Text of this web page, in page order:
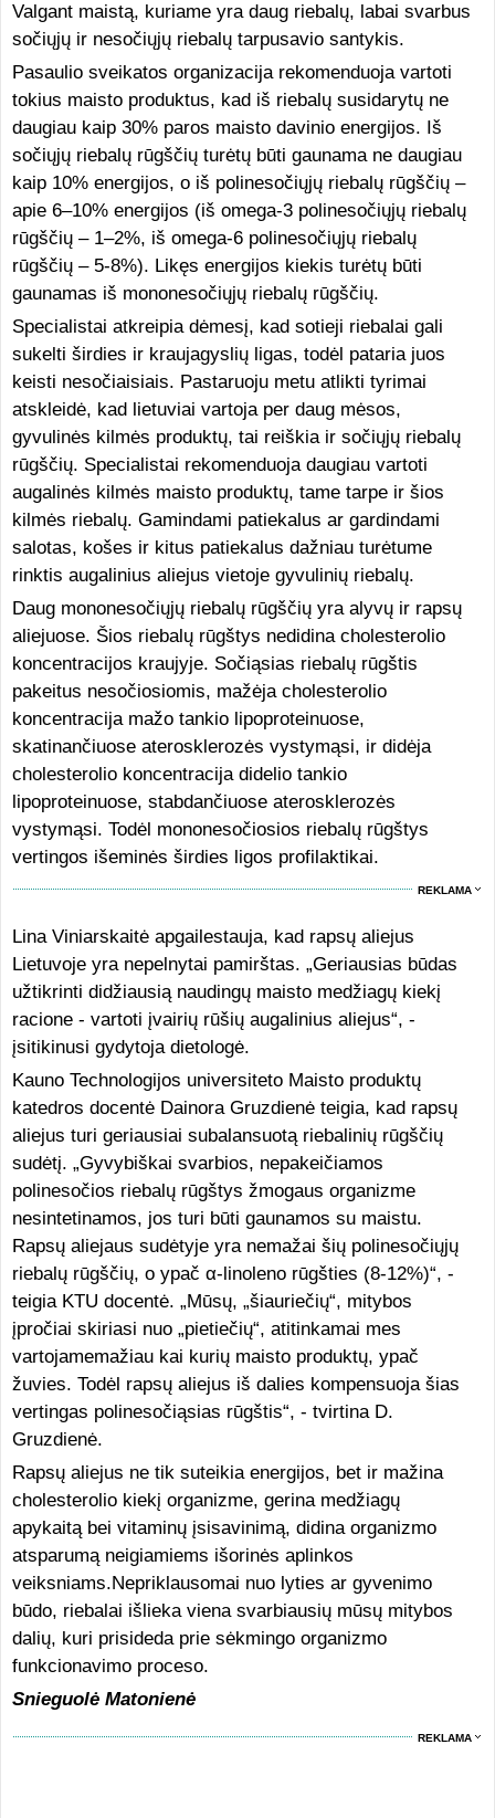
Valgant maistą, kuriame yra daug riebalų, labai svarbus
sočiųjų ir nesočiųjų riebalų tarpusavio santykis.
Pasaulio sveikatos organizacija rekomenduoja vartoti
tokius maisto produktus, kad iš riebalų susidarytų ne
daugiau kaip 30% paros maisto davinio energijos. Iš
sočiųjų riebalų rūgščių turėtų būti gaunama ne daugiau
kaip 10% energijos, o iš polinesočiųjų riebalų rūgščių –
apie 6–10% energijos (iš omega-3 polinesočiųjų riebalų
rūgščių – 1–2%, iš omega-6 polinesočiųjų riebalų
rūgščių – 5-8%). Likęs energijos kiekis turėtų būti
gaunamas iš mononesočiųjų riebalų rūgščių.
Specialistai atkreipia dėmesį, kad sotieji riebalai gali
sukelti širdies ir kraujagyslių ligas, todėl pataria juos
keisti nesočiaisiais. Pastaruoju metu atlikti tyrimai
atskleidė, kad lietuviai vartoja per daug mėsos,
gyvulinės kilmės produktų, tai reiškia ir sočiųjų riebalų
rūgščių. Specialistai rekomenduoja daugiau vartoti
augalinės kilmės maisto produktų, tame tarpe ir šios
kilmės riebalų. Gamindami patiekalus ar gardindami
salotas, košes ir kitus patiekalus dažniau turėtume
rinktis augalinius aliejus vietoje gyvulinių riebalų.
Daug mononesočiųjų riebalų rūgščių yra alyvų ir rapsų
aliejuose. Šios riebalų rūgštys nedidina cholesterolio
koncentracijos kraujyje. Sočiąsias riebalų rūgštis
pakeitus nesočiosiomis, mažėja cholesterolio
koncentracija mažo tankio lipoproteinuose,
skatinančiuose aterosklerozės vystymąsi, ir didėja
cholesterolio koncentracija didelio tankio
lipoproteinuose, stabdančiuose aterosklerozės
vystymąsi. Todėl mononesočiosios riebalų rūgštys
vertingos išeminės širdies ligos profilaktikai.
REKLAMA
Lina Viniarskaitė apgailestauja, kad rapsų aliejus
Lietuvoje yra nepelnytai pamirštas. „Geriausias būdas
užtikrinti didžiausią naudingų maisto medžiagų kiekį
racione - vartoti įvairių rūšių augalinius aliejus“, -
įsitikinusi gydytoja dietologė.
Kauno Technologijos universiteto Maisto produktų
katedros docentė Dainora Gruzdienė teigia, kad rapsų
aliejus turi geriausiai subalansuotą riebalinių rūgščių
sudėtį. „Gyvybiškai svarbios, nepakeičiamos
polinesočios riebalų rūgštys žmogaus organizme
nesintetinamos, jos turi būti gaunamos su maistu.
Rapsų aliejaus sudėtyje yra nemažai šių polinesočiųjų
riebalų rūgščių, o ypač α-linoleno rūgšties (8-12%)“, -
teigia KTU docentė. „Mūsų, „šiauriečių“, mitybos
įpročiai skiriasi nuo „pietiečių“, atitinkamai mes
vartojamemažiau kai kurių maisto produktų, ypač
žuvies. Todėl rapsų aliejus iš dalies kompensuoja šias
vertingas polinesočiąsias rūgštis“, - tvirtina D.
Gruzdienė.
Rapsų aliejus ne tik suteikia energijos, bet ir mažina
cholesterolio kiekį organizme, gerina medžiagų
apykaitą bei vitaminų įsisavinimą, didina organizmo
atsparumą neigiamiems išorinės aplinkos
veiksniams.Nepriklausomai nuo lyties ar gyvenimo
būdo, riebalai išlieka viena svarbiausių mūsų mitybos
dalių, kuri prisideda prie sėkmingo organizmo
funkcionavimo proceso.
Snieguolė Matonienė
REKLAMA